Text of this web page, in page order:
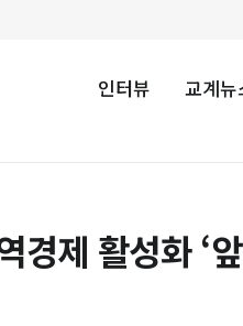
인터뷰 교계뉴
경제 활성화 ‘